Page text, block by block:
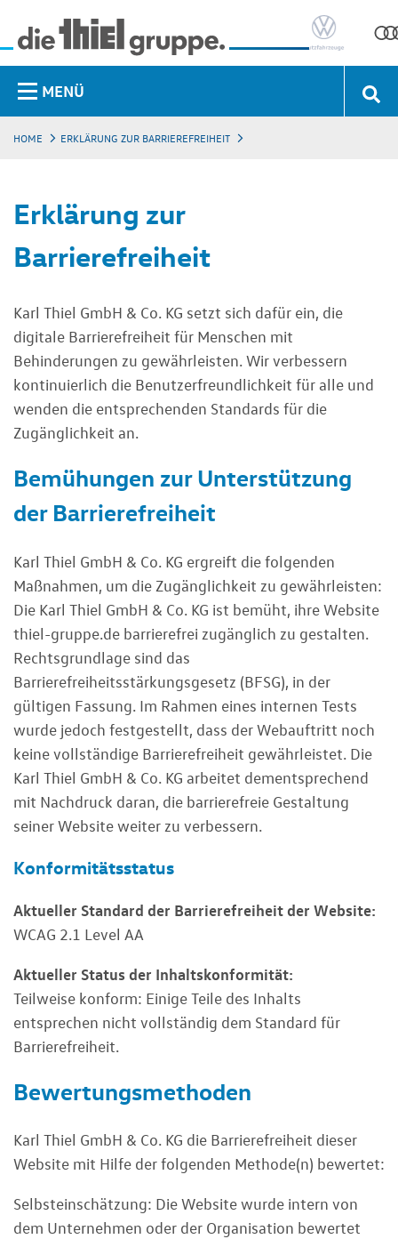
MENÜ
HOME ERKLÄRUNG ZUR BARRIEREFREIHEIT
Erklärung zur
Barrierefreiheit
Karl Thiel GmbH & Co. KG setzt sich dafür ein, die
digitale Barrierefreiheit für Menschen mit
Behinderungen zu gewährleisten. Wir verbessern
kontinuierlich die Benutzerfreundlichkeit für alle und
wenden die entsprechenden Standards für die
Zugänglichkeit an.
Bemühungen zur Unterstützung
der Barrierefreiheit
Karl Thiel GmbH & Co. KG ergreift die folgenden
Maßnahmen, um die Zugänglichkeit zu gewährleisten:
Die Karl Thiel GmbH & Co. KG ist bemüht, ihre Website
thiel-gruppe.de barrierefrei zugänglich zu gestalten.
Rechtsgrundlage sind das
Barrierefreiheitsstärkungsgesetz (BFSG), in der
gültigen Fassung. Im Rahmen eines internen Tests
wurde jedoch festgestellt, dass der Webauftritt noch
keine vollständige Barrierefreiheit gewährleistet. Die
Karl Thiel GmbH & Co. KG arbeitet dementsprechend
mit Nachdruck daran, die barrierefreie Gestaltung
seiner Website weiter zu verbessern.
Konformitätsstatus
Aktueller Standard der Barrierefreiheit der Website:
WCAG 2.1 Level AA
Aktueller Status der Inhaltskonformität:
Teilweise konform: Einige Teile des Inhalts
entsprechen nicht vollständig dem Standard für
Barrierefreiheit.
Bewertungsmethoden
Karl Thiel GmbH & Co. KG die Barrierefreiheit dieser
Website mit Hilfe der folgenden Methode(n) bewertet:
Selbsteinschätzung: Die Website wurde intern von
dem Unternehmen oder der Organisation bewertet